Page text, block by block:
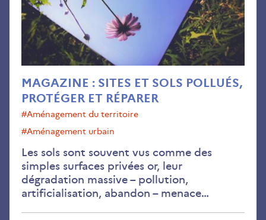
MAGAZINE : SITES ET SOLS POLLUÉS,
PROTÉGER ET RÉPARER
#aménagement du territoire
#aménagement urbain
Les sols sont souvent vus comme des
simples surfaces privées or, leur
dégradation massive – pollution,
artificialisation, abandon – menace…